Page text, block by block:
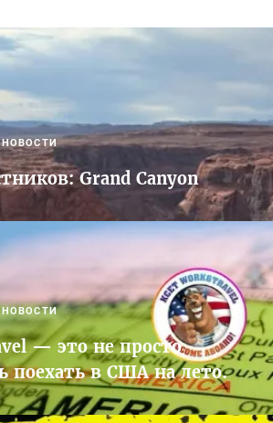
НОВОСТИ
Grand Canyon
НОВОСТИ
— это не просто
поехать в США на лето.